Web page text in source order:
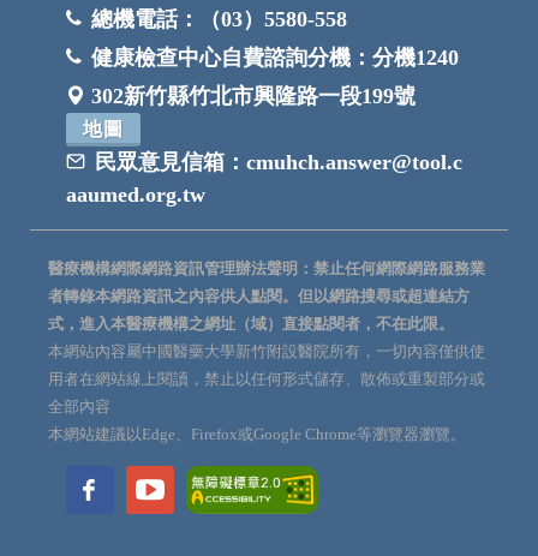
總機電話：
（03）5580-558
健康檢查中心自費諮詢分機： 分機1240
302新竹縣竹北市興隆路一段199號
地圖
民眾意見信箱： cmuhch.answer@tool.c
aaumed.org.tw
醫療機構網際網路資訊管理辦法聲明：禁止任何網際網路服務業
者轉錄本網路資訊之內容供人點閱。但以網路搜尋或超連結方
式，進入本醫療機構之網址（域）直接點閱者，不在此限。
本網站內容屬中國醫藥大學新竹附設醫院所有，一切內容僅供使
用者在網站線上閱讀，禁止以任何形式儲存、散佈或重製部分或
全部內容
本網站建議以Edge、Firefox或Google Chrome等瀏覽器瀏覽。